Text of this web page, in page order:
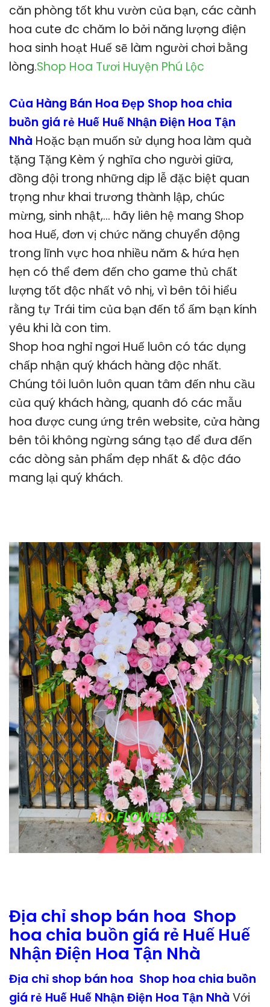
căn phòng tốt khu vườn của bạn, các cành
hoa cute đc chăm lo bởi năng lượng điện
hoa sinh hoạt Huế sẽ làm người chơi bằng
lòng.Shop Hoa Tươi Huyện Phú Lộc
Của Hàng Bán Hoa Đẹp Shop hoa chia
buồn giá rẻ Huế Huế Nhận Điện Hoa Tận
Nhà Hoặc bạn muốn sử dụng hoa làm quà
tặng Tặng Kèm ý nghĩa cho người giữa,
đồng đội trong những dịp lễ đặc biệt quan
trọng như khai trương thành lập, chúc
mừng, sinh nhật,… hãy liên hệ mang Shop
hoa Huế, đơn vị chức năng chuyển động
trong lĩnh vực hoa nhiều năm & hứa hẹn
hẹn có thể đem đến cho game thủ chất
lượng tốt độc nhất vô nhị, vì bên tôi hiểu
rằng tự Trái tim của bạn đến tổ ấm bạn kính
yêu khi là con tim.
Shop hoa nghỉ ngơi Huế luôn có tác dụng
chấp nhận quý khách hàng độc nhất.
Chúng tôi luôn luôn quan tâm đến nhu cầu
của quý khách hàng, quanh đó các mẫu
hoa được cung ứng trên website, cửa hàng
bên tôi không ngừng sáng tạo để đưa đến
các dòng sản phẩm đẹp nhất & độc đáo
mang lại quý khách.
Địa chỉ shop bán hoa Shop
hoa chia buồn giá rẻ Huế Huế
Nhận Điện Hoa Tận Nhà
Địa chỉ shop bán hoa Shop hoa chia buồn
giá rẻ Huế Huế Nhận Điện Hoa Tận Nhà Với